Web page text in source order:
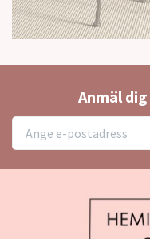
Anmäl